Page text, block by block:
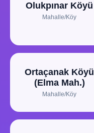
Olukpınar Köyü
Mahalle/Köy
Ortaçanak Köyü
(Elma Mah.)
Mahalle/Köy